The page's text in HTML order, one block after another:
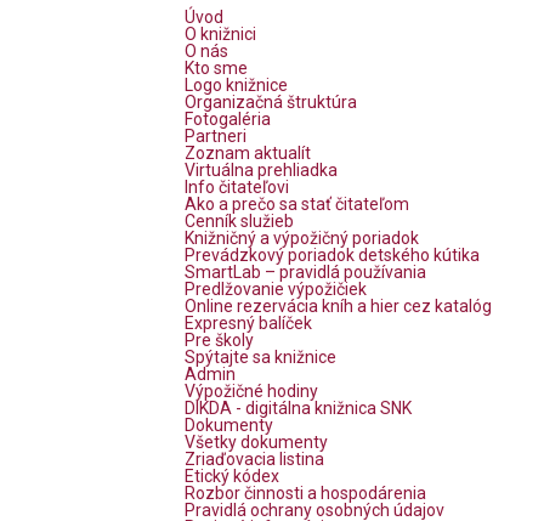
Úvod
O knižnici
O nás
Kto sme
Logo knižnice
Organizačná štruktúra
Fotogaléria
Partneri
Zoznam aktualít
Virtuálna prehliadka
Info čitateľovi
Ako a prečo sa stať čitateľom
Cenník služieb
Knižničný a výpožičný poriadok
Prevádzkový poriadok detského kútika
SmartLab – pravidlá používania
Predlžovanie výpožičiek
Online rezervácia kníh a hier cez katalóg
Expresný balíček
Pre školy
Spýtajte sa knižnice
Admin
Výpožičné hodiny
DIKDA - digitálna knižnica SNK
Dokumenty
Všetky dokumenty
Zriaďovacia listina
Etický kódex
Rozbor činnosti a hospodárenia
Pravidlá ochrany osobných údajov